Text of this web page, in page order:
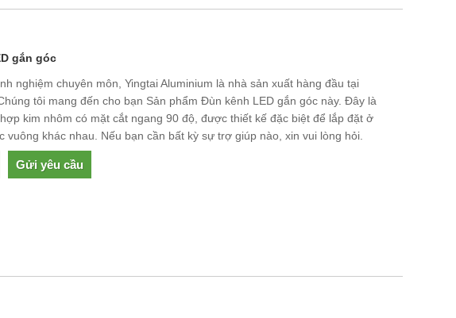
gắn góc
nghiệm chuyên môn, Yingtai Aluminium là nhà sản xuất hàng đầu tại
tôi mang đến cho bạn Sản phẩm Đùn kênh LED gắn góc này. Đây là
kim nhôm có mặt cắt ngang 90 độ, được thiết kế đặc biệt để lắp đặt ở
vuông khác nhau. Nếu bạn cần bất kỳ sự trợ giúp nào, xin vui lòng hỏi.
Gửi yêu cầu